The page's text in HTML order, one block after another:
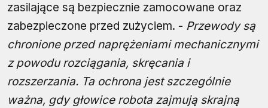
zasilające są bezpiecznie zamocowane oraz
zabezpieczone przed zużyciem. - Przewody są
chronione przed naprężeniami mechanicznymi
z powodu rozciągania, skręcania i
rozszerzania. Ta ochrona jest szczególnie
ważna, gdy głowice robota zajmują skrajną